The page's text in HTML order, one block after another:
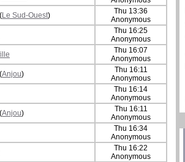
(Le Sud-Ouest)
Thu 13:36
Anonymous
Thu 16:25
Anonymous
Thu 16:07
Anonymous
(Anjou)
Thu 16:11
Anonymous
Thu 16:14
Anonymous
(Anjou)
Thu 16:11
Anonymous
Thu 16:34
Anonymous
Thu 16:22
Anonymous